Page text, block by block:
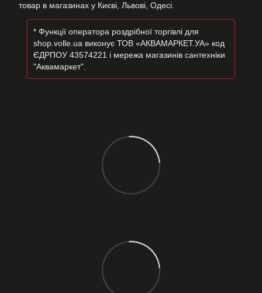
товар в магазинах у Києві, Львові, Одесі.
* Функції оператора роздрібної торгівлі для
shop.volle.ua виконує ТОВ «АКВАМАРКЕТ.УА» код
ЄДРПОУ 43574221 і мережа магазинів сантехніки
"Аквамаркет".